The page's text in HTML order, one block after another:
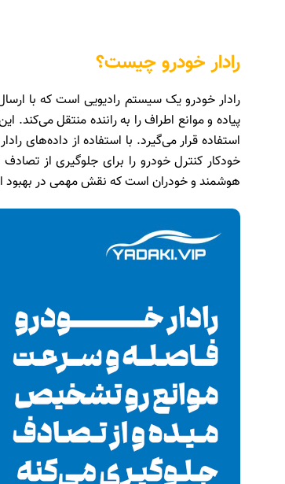
رادار خودرو چیست؟
رادار خودرو یک سیستم رادیویی است که با
پیاده و موانع اطراف را به راننده منتقل
استفاده قرار می‌گیرد. با استفاده از داده‌های
خودکار کنترل خودرو را برای جلوگیری از
هوشمند و خودران است که نقش مهمی در بهبود